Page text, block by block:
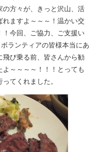
の方々が、きっと沢山、活
ますよ～～～！温かい交
今回、ご協力、ご支援い
ランティアの皆様本当にあ
飛び乗る前、皆さんから勧
～～～～！！！とっても
てくれました。